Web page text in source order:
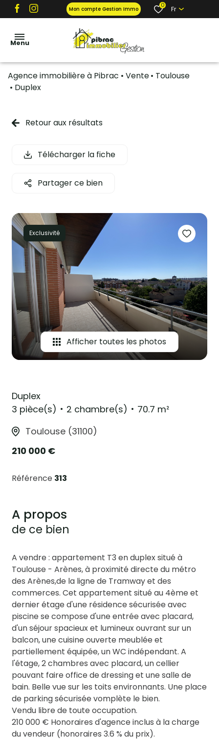
Mon compte Gestion Immo
0
Fr
Menu
locations
gestion
locative
garantie
contact
Agence immobilière à Pibrac Vente
Toulouse
Duplex
Retour aux résultats
Télécharger la fiche
Partager ce bien
Exclusivité
Afficher toutes les photos
Duplex
3 pièce(s)
2 chambre(s)
70.7 m²
Toulouse (31100)
210 000 €
Référence 313
A propos
de ce bien
A vendre : appartement T3 en duplex situé à
Toulouse - Arènes, à proximité directe du métro
des Arènes,de la ligne de Tramway et des
commerces. Cet appartement situé au 4ème et
dernier étage d'une résidence sécurisée avec
piscine se compose d'une entrée avec placard,
d'un séjour spacieux et lumineux ouvrant sur un
balcon, une cuisine ouverte meublée et
partiellement équipée, un WC indépendant. A
l'étage, 2 chambres avec placard, un cellier
pouvant faire office de dressing et une salle de
bain. Belle vue sur les toits environnants. Une place
de parking sécurisée vomplète le bien.
Vendu libre de toute occupation.
210 000 € Honoraires d'agence inclus à la charge
du vendeur (honoraires 3.6 % du prix).